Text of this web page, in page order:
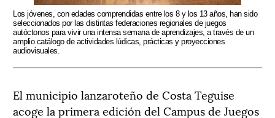
Los jóvenes, con edades comprendidas entre los 8 y los 13 años, han sido
seleccionados por las distintas federaciones regionales de juegos
autóctonos para vivir una intensa semana de aprendizajes, a través de un
amplio catálogo de actividades lúdicas, prácticas y proyecciones
audiovisuales.
El municipio lanzaroteño de Costa Teguise
acoge la primera edición del Campus de Juegos